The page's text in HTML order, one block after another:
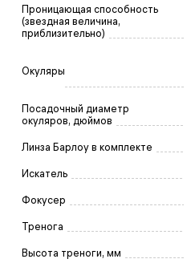
Проницающая способность
(звездная величина,
приблизительно)
Окуляры
Посадочный диаметр
окуляров, дюймов
Линза Барлоу в комплекте
Искатель
Фокусер
Тренога
Высота треноги, мм